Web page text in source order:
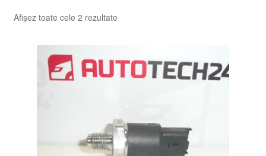
Afișez toate cele 2 rezultateSortat
recente